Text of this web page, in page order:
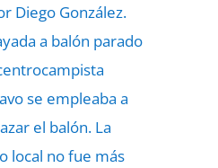
Diego González.
a balón parado
se empleaba a
el balón. La
local no fue más